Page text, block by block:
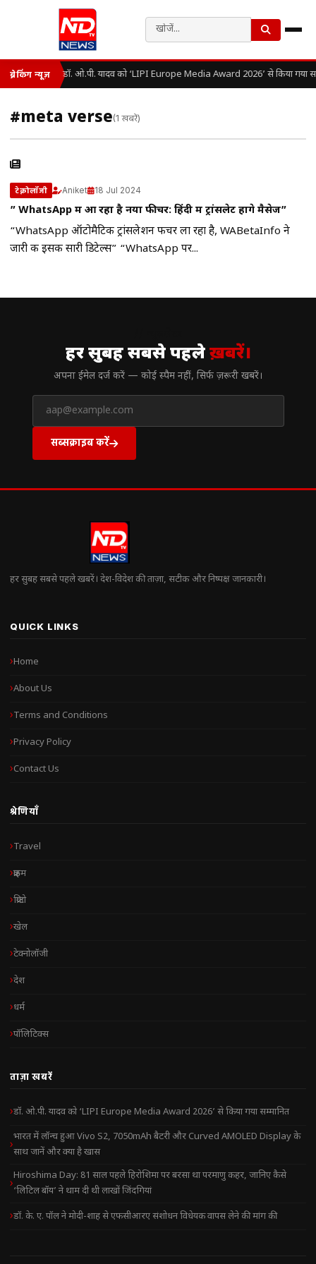
ब्रेकिंग न्यूज़ डॉ. ओ.पी. यादव को ‘LIPI Europe Media Award 2026’ से किया गया
#meta verse(1 खबरें)
टेक्नोलॉजी Aniket 18 Jul 2024
” WhatsApp में आ रहा है नया फीचर: हिंदी में ट्रांसलेट होंगे मैसेज”
“WhatsApp ऑटोमैटिक ट्रांसलेशन फीचर ला रहा है, WABetaInfo ने
जारी की इसकी सारी डिटेल्स” “WhatsApp पर...
हर सुबह सबसे पहलेख़बरें।
अपना ईमेल दर्ज करें — कोई स्पैम नहीं, सिर्फ ज़रूरी खबरें।
सब्सक्राइब करें
हर सुबह सबसे पहले खबरें। देश-विदेश की ताज़ा, सटीक और निष्पक्ष जानकारी।
QUICK LINKS
Home
About Us
Terms and Conditions
Privacy Policy
Contact Us
श्रेणियाँ
Travel
क्राइम
क्रिप्टो
खेल
टेक्नोलॉजी
देश
धर्म
पॉलिटिक्स
ताज़ा खबरें
डॉ. ओ.पी. यादव को ‘LIPI Europe Media Award 2026’ से किया गया सम्मानित
भारत में लॉन्च हुआ Vivo S2, 7050mAh बैटरी और Curved AMOLED Display के
साथ जानें और क्या है खास
Hiroshima Day: 81 साल पहले हिरोशिमा पर बरसा था परमाणु कहर, जानिए कैसे
‘लिटिल बॉय’ ने थाम दी थी लाखों जिंदगियां
डॉ. के. ए. पॉल ने मोदी-शाह से एफसीआरए संशोधन विधेयक वापस लेने की मांग की